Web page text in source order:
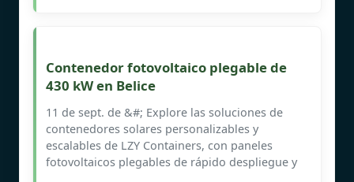
Contenedor fotovoltaico plegable de
430 kW en Belice
11 de sept. de &#; Explore las soluciones de
contenedores solares personalizables y
escalables de LZY Containers, con paneles
fotovoltaicos plegables de rápido despliegue y